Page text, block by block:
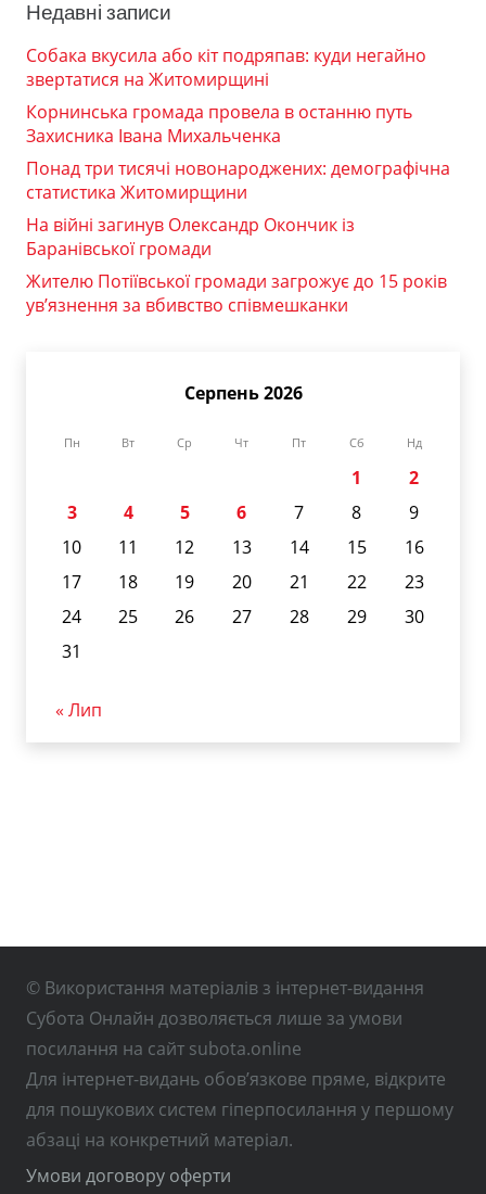
Недавні записи
Собака вкусила або кіт подряпав: куди негайно
звертатися на Житомирщині
Корнинська громада провела в останню путь
Захисника Івана Михальченка
Понад три тисячі новонароджених: демографічна
статистика Житомирщини
На війні загинув Олександр Окончик із
Баранівської громади
Жителю Потіївської громади загрожує до 15 років
ув’язнення за вбивство співмешканки
Серпень 2026
Пн Вт Ср Чт Пт Сб Нд
1
2
3
4 5 6 7 8
9
10
11 12 13 14 15
16
17
18 19 20 21 22
23
24
25 26 27 28 29
30
31
« Лип
© Використання матеріалів з інтернет-видання
Субота Онлайн дозволяється лише за умови
посилання на сайт subota.online
Для інтернет-видань обов’язкове пряме, відкрите
для пошукових систем гіперпосилання у першому
абзаці на конкретний матеріал.
Умови договору оферти